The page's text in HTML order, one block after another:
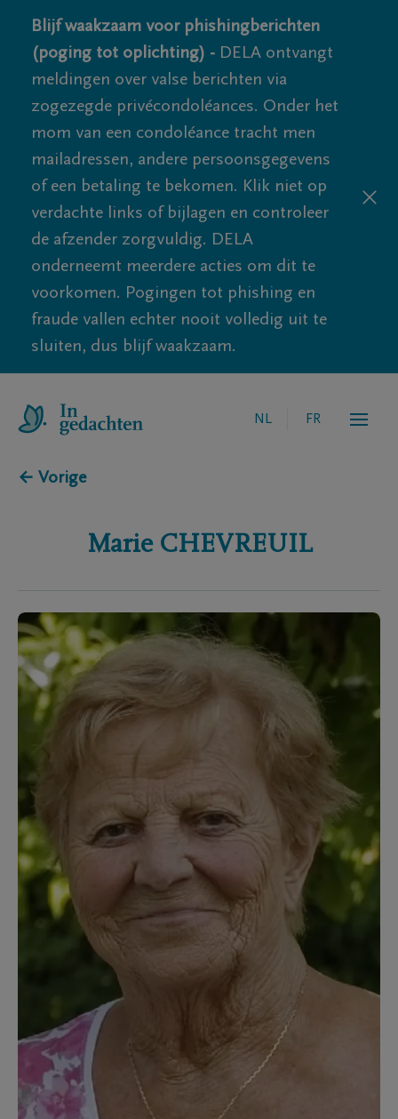
Blijf waakzaam voor phishingberichten
(poging tot oplichting) - DELA ontvangt
meldingen over valse berichten via
zogezegde privécondoléances. Onder het
mom van een condoléance tracht men
mailadressen, andere persoonsgegevens
of een betaling te bekomen. Klik niet op
verdachte links of bijlagen en controleer
de afzender zorgvuldig. DELA
onderneemt meerdere acties om dit te
voorkomen. Pogingen tot phishing en
fraude vallen echter nooit volledig uit te
sluiten, dus blijf waakzaam.
NL FR
← Vorige
Marie CHEVREUIL